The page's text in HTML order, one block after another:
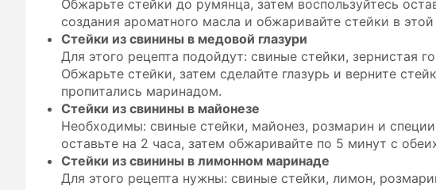
Обжарьте стейки до румянца, затем воспользуйтесь
создания ароматного масла и обжаривайте стейки в
Стейки из свинины в медовой глазури
Для этого рецепта подойдут: свиные стейки, зернистая
Обжарьте стейки, затем сделайте глазурь и верните
пропитались маринадом.
Стейки из свинины в майонезе
Необходимы: свиные стейки, майонез, розмарин и
оставьте на 2 часа, затем обжаривайте по 5 минут с
Стейки из свинины в лимонном маринаде
Для этого рецепта нужны: свиные стейки, лимон,